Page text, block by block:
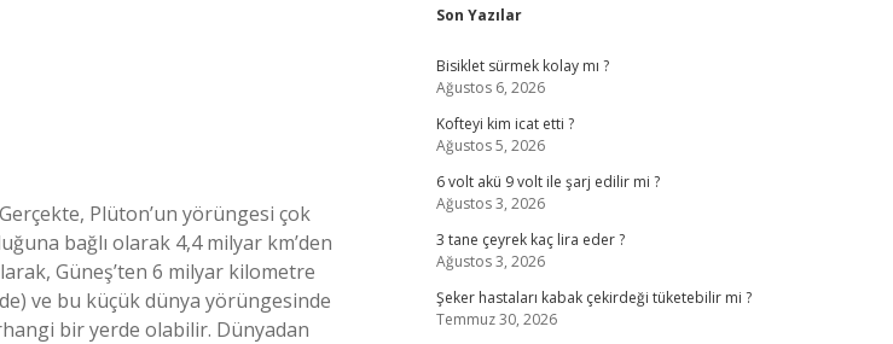
Plüton’un yörüngesi çok
bağlı olarak 4,4 milyar km’den
Güneş’ten 6 milyar kilometre
ve bu küçük dünya yörüngesinde
bir yerde olabilir. Dünyadan
Sidebar
Son Yazılar
Bisiklet sürmek kolay mı ?
Ağustos 6, 2026
Kofteyi kim icat etti ?
Ağustos 5, 2026
6 volt akü 9 volt ile şarj edilir mi ?
Ağustos 3, 2026
3 tane çeyrek kaç lira eder ?
Ağustos 3, 2026
Şeker hastaları kabak çekirdeği tüketebilir mi ?
Temmuz 30, 2026